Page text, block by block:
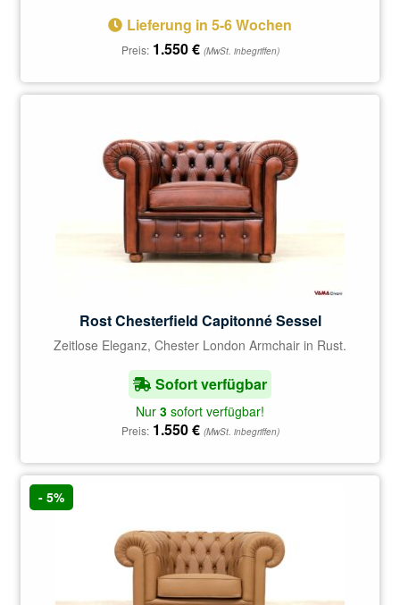
Lieferung in 5-6 Wochen
Preis: 1.550€ (MwSt. inbegriffen)
Rost Chesterfield Capitonné Sessel
Zeitlose Eleganz, Chester London Armchair in Rust.
Sofort verfügbar
Nur 3 sofort verfügbar!
Preis: 1.550€ (MwSt. inbegriffen)
- 5%